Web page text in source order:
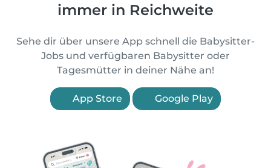
immer in Reichweite
Sehe dir über unsere App schnell die Babysitter-
Jobs und verfügbaren Babysitter oder
Tagesmütter in deiner Nähe an!
App Store Google Play